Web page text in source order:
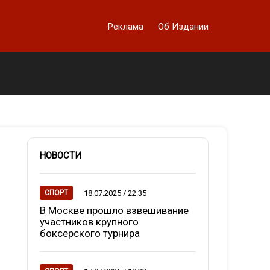
Реклама Об Издании
НОВОСТИ
СПОРТ 18.07.2025 / 22:35
В Москве прошло взвешивание
участников крупного
боксерского турнира